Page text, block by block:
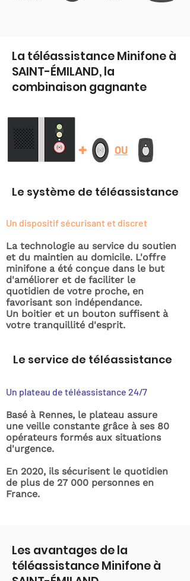
La téléassistance Minifone à
SAINT-ÉMILAND, la
combinaison gagnante
+ OU
Le système de téléassistance
Un dispositif sécurisant et discret
La technologie au service du soutien
et du maintien au domicile. L'offre
minifone a été conçue dans le but
d'améliorer et de faciliter le
quotidien de votre proche, en
favorisant son indépendance.
Un boitier et un bouton suffisent à
votre tranquillité d'esprit.
Le service de téléassistance
Un plateau de téléassistance 24/7
Basé à Rennes, le plateau assure
une veille constante grâce à ses 80
opérateurs formés aux situations
d'urgence.
En 2020, ils sécurisent le quotidien
de plus de 27 000 personnes en
France.
Les avantages de la
téléassistance Minifone à